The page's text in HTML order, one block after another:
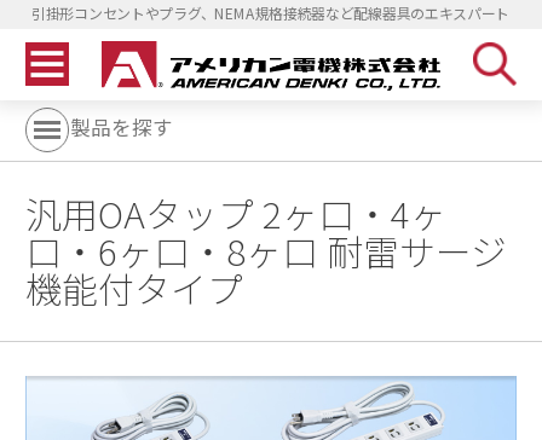
引掛形コンセントやプラグ、NEMA規格接続器など配線器具のエキスパート
製品を探す
汎用OAタップ 2ヶ口・4ヶ
口・6ヶ口・8ヶ口 耐雷サージ
機能付タイプ